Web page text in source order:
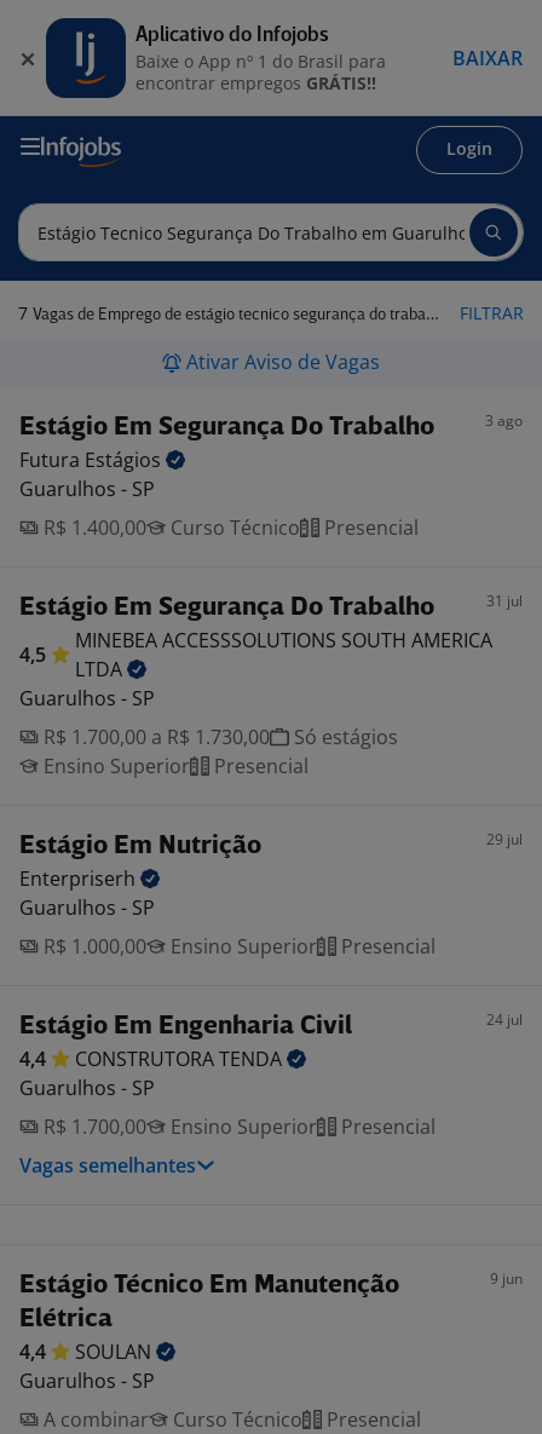
Login
7 Vagas de Emprego de estágio tecnico segurança do trabalho em Guarulhos - SP FILTRAR
Ativar Aviso de Vagas
Estágio Em Segurança Do Trabalho 3 ago
Futura Estágios
Guarulhos - SP
R$ 1.400,00
Curso Técnico Presencial
Estágio Em Segurança Do Trabalho 31 jul
4,5
MINEBEA ACCESSSOLUTIONS SOUTH AMERICA
LTDA
Guarulhos - SP
R$ 1.700,00 a R$ 1.730,00
Só estágios
Ensino Superior
Presencial
Estágio Em Nutrição 29 jul
Enterpriserh
Guarulhos - SP
R$ 1.000,00
Ensino Superior Presencial
Estágio Em Engenharia Civil 24 jul
4,4 CONSTRUTORATENDA
Guarulhos - SP
R$ 1.700,00
Ensino Superior
Presencial
Vagas semelhantes
Estágio Técnico Em Manutenção
Elétrica
9 jun
4,4
SOULAN
Guarulhos - SP
A combinar
Curso Técnico Presencial
Aplicativo do Infojobs
Baixe o App nº 1 do Brasil para
encontrar empregos GRÁTIS!!
BAIXAR